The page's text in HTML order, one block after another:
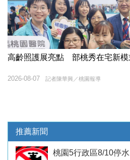
高齡照護展亮點 部桃秀在宅新模
記者陳華興／桃園報導
2026-08-07
推薦新聞
桃園5行政區8/10停